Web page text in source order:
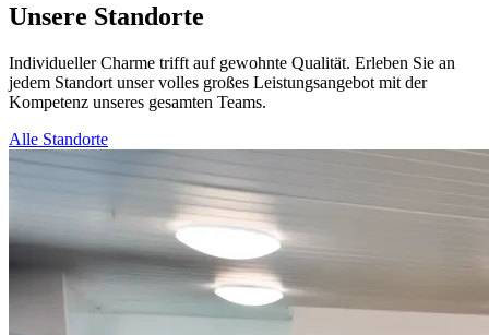
Unsere Standorte
Individueller Charme trifft auf gewohnte Qualität. Erleben Sie an
jedem Standort unser volles großes Leistungsangebot mit der
Kompetenz unseres gesamten Teams.
Alle Standorte